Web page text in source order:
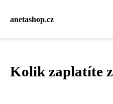
anetashop.cz
Kolik zaplatíte